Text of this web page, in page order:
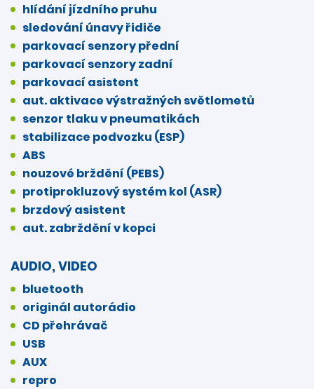
hlídání jízdního pruhu
sledování únavy řidiče
parkovací senzory přední
parkovací senzory zadní
parkovací asistent
aut. aktivace výstražných světlometů
senzor tlaku v pneumatikách
stabilizace podvozku (ESP)
ABS
nouzové brždění (PEBS)
protiprokluzový systém kol (ASR)
brzdový asistent
aut. zabrždění v kopci
AUDIO, VIDEO
bluetooth
originál autorádio
CD přehrávač
USB
AUX
repro